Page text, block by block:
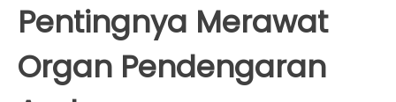
Pentingnya Merawat
Organ Pendengaran